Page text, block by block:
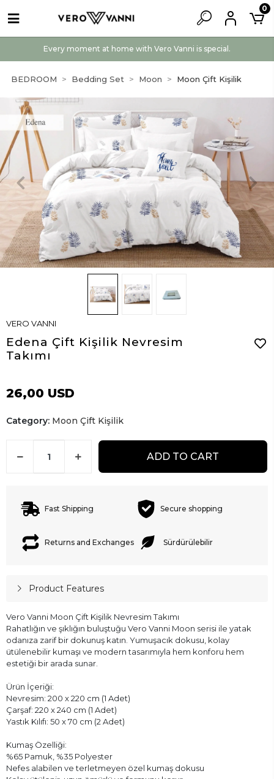
Every moment at home with Vero Vanni is special.
0
BEDROOM Bedding Set Moon Moon Çift Kişilik
VERO VANNI
Edena Çift Kişilik Nevresim
Takımı
26,00 USD
Category: Moon Çift Kişilik
ADD TO CART
Fast Shipping Secure shopping
Returns and Exchanges Sürdürülebilir
Product Features
Vero Vanni Moon Çift Kişilik Nevresim Takımı
Rahatlığın ve şıklığın buluştuğu Vero Vanni Moon serisi ile yatak
odanıza zarif bir dokunuş katın. Yumuşacık dokusu, kolay
ütülenebilir kumaşı ve modern tasarımıyla hem konforu hem
estetiği bir arada sunar.
Ürün İçeriği:
Nevresim: 200 x 220 cm (1 Adet)
Çarşaf: 220 x 240 cm (1 Adet)
Yastık Kılıfı: 50 x 70 cm (2 Adet)
Kumaş Özelliği:
%65 Pamuk, %35 Polyester
Nefes alabilen ve terletmeyen özel kumaş dokusu